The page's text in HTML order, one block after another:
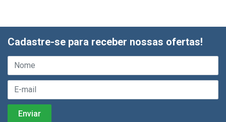
Cadastre-se para receber nossas ofertas!